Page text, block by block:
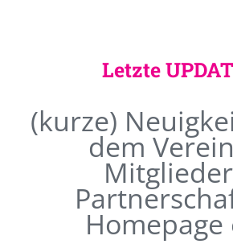
Letzte
(kurze)
dem
Homepage